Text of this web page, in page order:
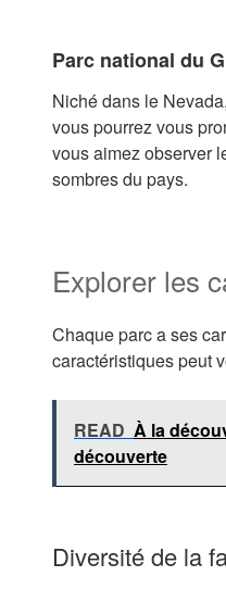
Parc national du
Niché dans le
vous pourrez vous
vous aimez observer
sombres du pays.
Explorer les
Chaque parc a ses
caractéristiques peut
READ À la
découverte
Diversité de la